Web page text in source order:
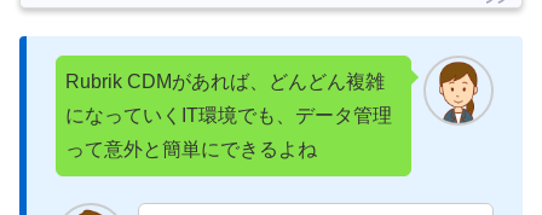
Rubrik CDMがあれば、どんどん複雑
になっていくIT環境でも、データ管理
って意外と簡単にできるよね